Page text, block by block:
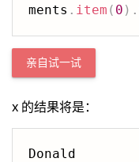
ments . item ( 0 ) .
亲自试一试
x 的结果将是：
Donald